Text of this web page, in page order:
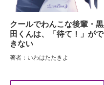
クールでわんこな後輩・黒
田くんは、「待て！」がで
きない
著者：いわはたたきよ